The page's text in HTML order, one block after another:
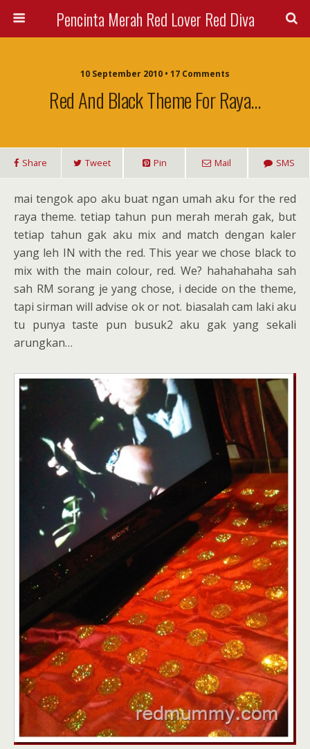
Pencinta Merah Red Lover Red Diva
10 September 2010 • 17 Comments
Red And Black Theme For Raya…
Share Tweet Pin Mail SMS
mai tengok apo aku buat ngan umah aku for the red
raya theme. tetiap tahun pun merah merah gak, but
tetiap tahun gak aku mix and match dengan kaler
yang leh IN with the red. This year we chose black to
mix with the main colour, red. We? hahahahaha sah
sah RM sorang je yang chose, i decide on the theme,
tapi sirman will advise ok or not. biasalah cam laki aku
tu punya taste pun busuk2 aku gak yang sekali
arungkan…